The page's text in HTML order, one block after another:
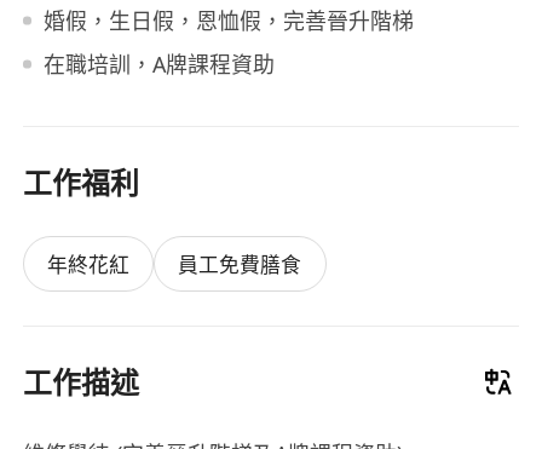
婚假，生日假，恩恤假，完善晉升階梯
在職培訓，A牌課程資助
工作福利
年終花紅 員工免費膳食
工作描述